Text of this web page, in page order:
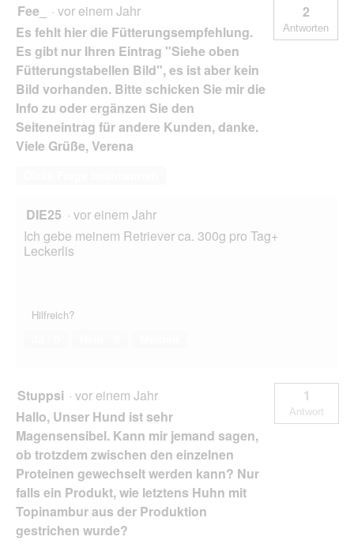
Fee_ · vor einem Jahr
Es fehlt hier die Fütterungsempfehlung.
Es gibt nur Ihren Eintrag "Siehe oben
Fütterungstabellen Bild", es ist aber kein
Bild vorhanden. Bitte schicken Sie mir die
Info zu oder ergänzen Sie den
Seiteneintrag für andere Kunden, danke.
Viele Grüße, Verena
2
Antworten
DIE25 · vor einem Jahr
Ich gebe meinem Retriever ca. 300g pro Tag+
Leckerlis
Hilfreich?
Stuppsi · vor einem Jahr
Hallo, Unser Hund ist sehr
Magensensibel. Kann mir jemand sagen,
ob trotzdem zwischen den einzelnen
Proteinen gewechselt werden kann? Nur
falls ein Produkt, wie letztens Huhn mit
Topinambur aus der Produktion
gestrichen wurde?
1
Antwort